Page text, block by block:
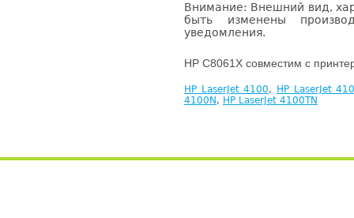
Внимание: Внешний вид,
быть изменены
уведомления.
HP C8061X совместим с
HP LaserJet 4100,
HP LaserJet
4100N , HP LaserJet 4100TN